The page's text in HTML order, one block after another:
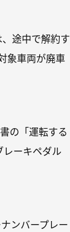
途中で解約す
象車両が廃車
の「運転する
ーキペダル
ンバープレー